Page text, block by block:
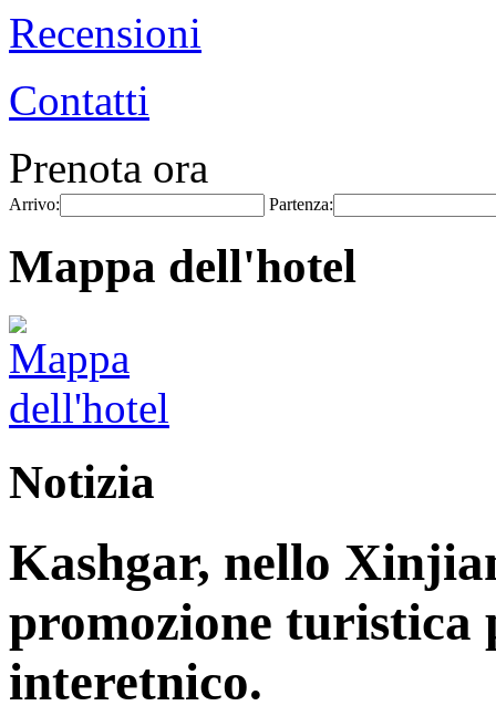
Recensioni
Contatti
Prenota ora
Arrivo: Partenza:
Mappa dell'hotel
Notizia
Kashgar, nello
promozione turistica
interetnico.